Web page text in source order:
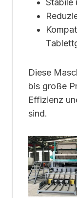
Stabile
Diese
bis große
Effizienz
sind.